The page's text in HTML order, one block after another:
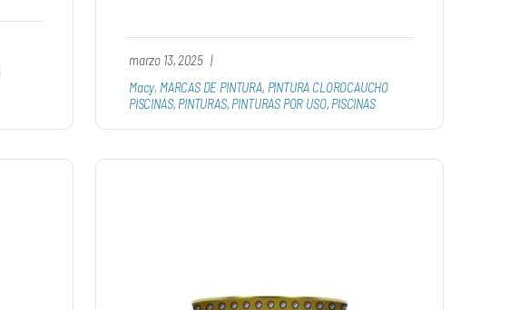
marzo 13, 2025 |
Macy, MARCAS DE PINTURA, PINTURA CLOROCAUCHO
PISCINAS, PINTURAS, PINTURAS POR USO, PISCINAS